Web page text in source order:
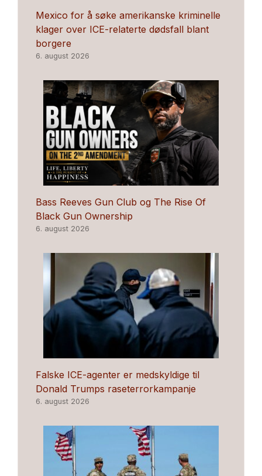
Mexico for å søke amerikanske kriminelle
klager over ICE-relaterte dødsfall blant
borgere
6. august 2026
Bass Reeves Gun Club og The Rise Of
Black Gun Ownership
6. august 2026
Falske ICE-agenter er medskyldige til
Donald Trumps raseterrorkampanje
6. august 2026